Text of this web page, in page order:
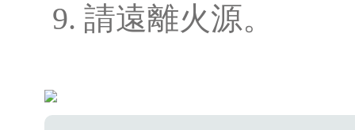
9. 請遠離火源。